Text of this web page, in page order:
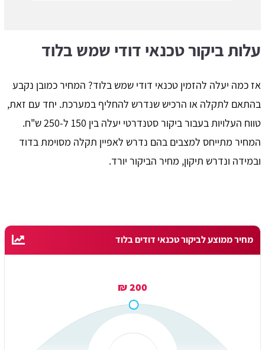
עלות ביקור טכנאי דודי שמש בלוד
אז כמה יעלה להזמין טכנאי דודי שמש בלוד? המחיר כמובן נקבע
בהתאם לתקלה או הרכיש שנדרש להחליף במערכת. יחד עם זאת,
טווח העלויות בעבור ביקור סטנדרטי יעלה בין 150 ל-250 ש"ח.
המחיר מתייחס למצבים בהם נדרש לאפיין תקלה מסוימת בדוד
ובמידה ונדרש תיקון, מחיר הביקור יורד.
מחיר ממוצע לביקור טכנאי דודים בלוד
200 ₪